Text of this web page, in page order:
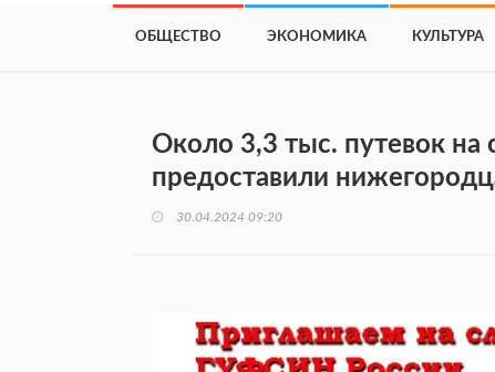
ОБЩЕСТВО ЭКОНОМИКА КУЛЬТУРА
Около 3,3 тыс. путевок на
предоставили
30.04.2024 09:20